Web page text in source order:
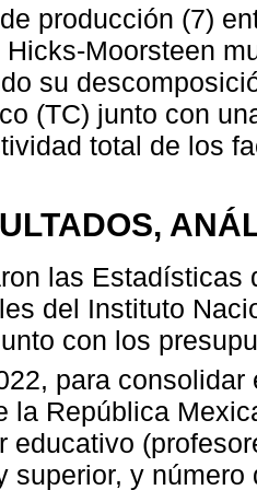
producción (7)
Moorsteen
su
(TC) junto con
total de los
las Estadísticas
del Instituto
con los
para
la República
educativo
superior, y